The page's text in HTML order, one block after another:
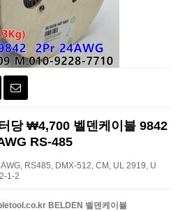
당 ₩4,700 벨덴케이블 9842
RS-485
RS485, DMX-512, CM, UL 2919, U
1-2
BELDEN 벨덴케이블